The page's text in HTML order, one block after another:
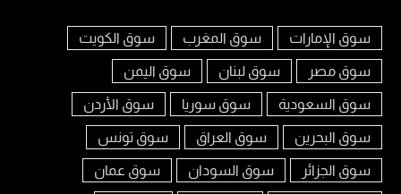
سوق الإمارات سوق المغرب سوق الكويت
سوق مصر سوق لبنان سوق اليمن
سوق السعودية سوق سوريا سوق الأردن
سوق البحرين سوق العراق سوق تونس
سوق الجزائر سوق السودان سوق عمان